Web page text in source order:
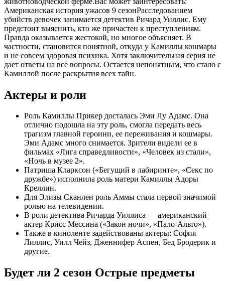
Американская история ужасов 9 сезонРасследованием
убийств девочек занимается детектив Ричард Уиллис. Ему
предстоит выяснить, кто же причастен к преступлениям.
Правда оказывается жестокой, но многое объясняет. В
частности, становится понятной, откуда у Камиллы кошмары
и не совсем здоровая психика. Хотя заключительная серия не
дает ответы на все вопросы. Остается непонятным, что стало с
Камиллой после раскрытия всех тайн.
Актеры и роли
Роль Камиллы Прикер досталась Эми Лу Адамс. Она
отлично подошла на эту роль, смогла передать весь
трагизм главной героини, ее переживания и кошмары.
Эми Адамс много снимается. Зрители видели ее в
фильмах «Лига справедливости», «Человек из стали»,
«Ночь в музее 2».
Патриша Кларксон («Бегущий в лабиринте», «Секс по
дружбе») исполнила роль матери Камиллы Адоры
Креллин.
Для Элизы Сканлен роль Аммы стала первой значимой
ролью на телевидении.
В роли детектива Ричарда Уиллиса — американский
актер Крисс Мессина («Закон ночи», «Пало-Альто»).
Также в киноленте задействованы актеры: София
Лиллис, Уилл Чейз, Дженнифер Аспен, Бед Бродерик и
другие.
Будет ли 2 сезон Острые предметы